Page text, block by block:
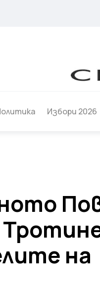
Избори 2026
на